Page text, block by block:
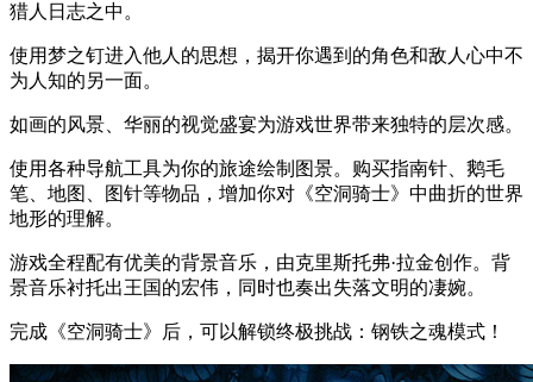
猎人日志之中。
使用梦之钉进入他人的思想，揭开你遇到的角色和敌人心中不
为人知的另一面。
如画的风景、华丽的视觉盛宴为游戏世界带来独特的层次感。
使用各种导航工具为你的旅途绘制图景。购买指南针、鹅毛
笔、地图、图针等物品，增加你对《空洞骑士》中曲折的世界
地形的理解。
游戏全程配有优美的背景音乐，由克里斯托弗·拉金创作。背
景音乐衬托出王国的宏伟，同时也奏出失落文明的凄婉。
完成《空洞骑士》后，可以解锁终极挑战：钢铁之魂模式！